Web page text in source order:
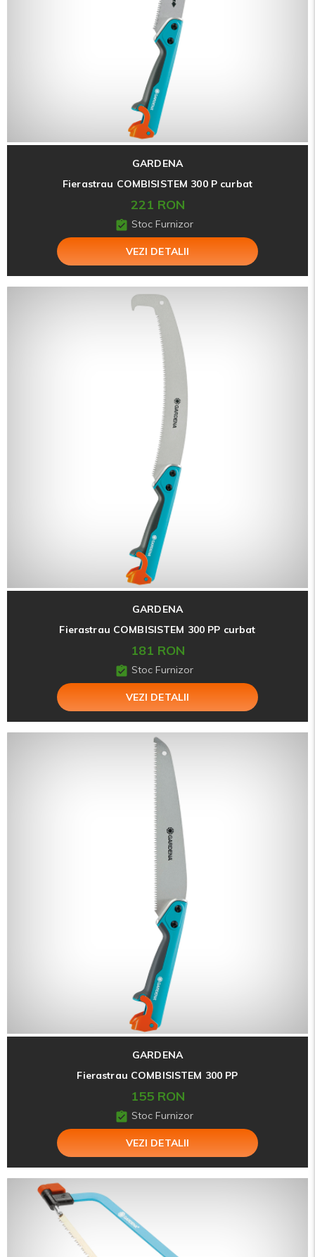
GARDENA
Fierastrau COMBISISTEM 300 P curbat
221 RON
Stoc Furnizor
VEZI DETALII
GARDENA
Fierastrau COMBISISTEM 300 PP curbat
181 RON
Stoc Furnizor
VEZI DETALII
GARDENA
Fierastrau COMBISISTEM 300 PP
155 RON
Stoc Furnizor
VEZI DETALII